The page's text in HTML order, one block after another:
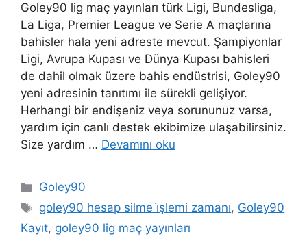
Goley90 lig maç yayınları türk Ligi, Bundesliga,
La Liga, Premier League ve Serie A maçlarına
bahisler hala yeni adreste mevcut. Şampiyonlar
Ligi, Avrupa Kupası ve Dünya Kupası bahisleri
de dahil olmak üzere bahis endüstrisi, Goley90
yeni adresinin tanıtımı ile sürekli gelişiyor.
Herhangi bir endişeniz veya sorununuz varsa,
yardım için canlı destek ekibimize ulaşabilirsiniz.
Size yardım … Devamını oku
Kategoriler
Goley90
Etiketler
goley90 hesap silme i̇şlemi zamanı, Goley90
Kayıt, goley90 lig maç yayınları